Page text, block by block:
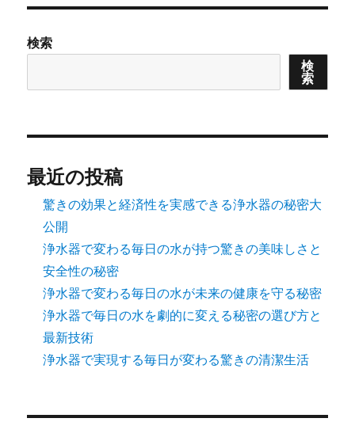
の
ペ
ー
ジ
送
り
検索
検
索
最近の投稿
驚きの効果と経済性を実感できる浄水器の秘密大
公開
浄水器で変わる毎日の水が持つ驚きの美味しさと
安全性の秘密
浄水器で変わる毎日の水が未来の健康を守る秘密
浄水器で毎日の水を劇的に変える秘密の選び方と
最新技術
浄水器で実現する毎日が変わる驚きの清潔生活